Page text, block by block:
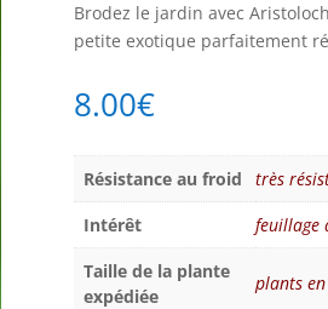
Brodez le jardin avec
petite exotique parfaitement
8.00€
Résistance au froid
très
Intérêt
feuillage
Taille de la plante
expédiée
plants